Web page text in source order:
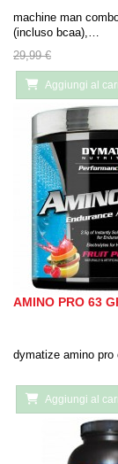
machine man
(incluso bcaa),…
29,99 €
Aggiungi al
AMINO PRO 63
dymatize amino pro
Aggiungi al